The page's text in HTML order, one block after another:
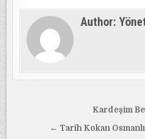
Author:
gezinmesi
Kardeşim
← Tarih Kokan